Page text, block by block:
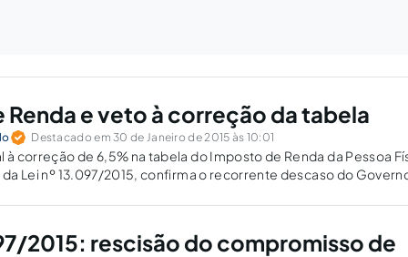
e veto à correção da tabela
Destacado em 30 de Janeiro de 2015 às 10:01
correção de 6,5% na tabela do Imposto de Renda da Pessoa
da Lei nº 13.097/2015, confirma o recorrente descaso do
2015: rescisão do compromisso de